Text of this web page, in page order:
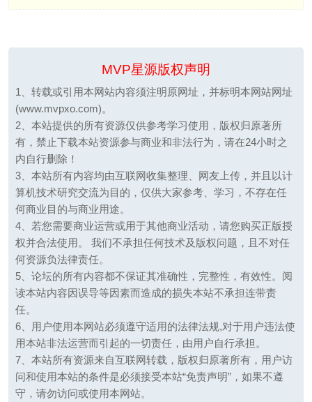
MVP星源版权声明
1、转载或引用本网站内容须注明原网址，并标明本网站网址
(www.mvpxo.com)。
2、本站提供的所有资源仅供参考学习使用，版权归原著所
有，禁止下载本站资源参与商业和非法行为，请在24小时之
内自行删除！
3、本站所有内容均由互联网收集整理、网友上传，并且以计
算机技术研究交流为目的，仅供大家参考、学习，不存在任
何商业目的与商业用途。
4、若您需要商业运营或用于其他商业活动，请您购买正版授
权并合法使用。 我们不承担任何技术及版权问题，且不对任
何资源负法律责任。
5、论坛的所有内容都不保证其准确性，完整性，有效性。阅
读本站内容因误导等因素而造成的损失本站不承担连带责
任。
6、用户使用本网站必须遵守适用的法律法规,对于用户违法使
用本站非法运营而引起的一切责任，由用户自行承担。
7、本站所有资源来自互联网转载，版权归原著所有，用户访
问和使用本站的条件是必须接受本站“免责声明”，如果不遵
守，请勿访问或使用本网站。